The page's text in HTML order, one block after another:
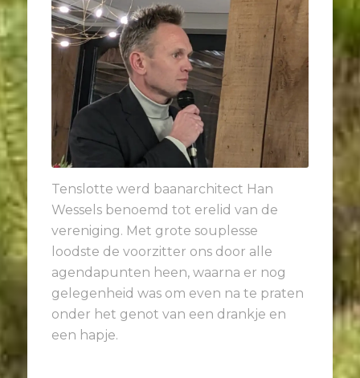
Tenslotte werd baanarchitect Han
Wessels benoemd tot erelid van de
vereniging. Met grote souplesse
loodste de voorzitter ons door alle
agendapunten heen, waarna er nog
gelegenheid was om even na te praten
onder het genot van een drankje en
een hapje.